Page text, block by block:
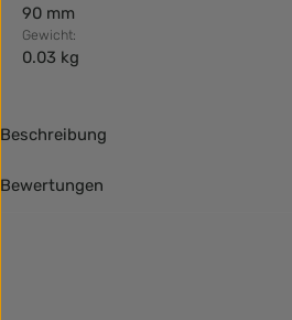
90 mm
Gewicht:
0.03 kg
Beschreibung
Bewertungen